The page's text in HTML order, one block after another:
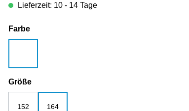
Lieferzeit: 10 - 14 Tage
Farbeauswählen
Größeauswählen
152 164